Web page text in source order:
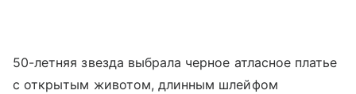
50-летняя звезда выбрала черное атласное платье
с открытым животом, длинным шлейфом